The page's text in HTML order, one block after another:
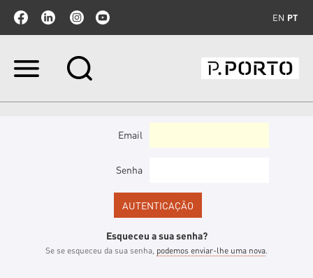
EN PT
Ir
Email
Senha
Esqueceu a sua senha?
Se se esqueceu da sua senha, podemos enviar-lhe uma nova.